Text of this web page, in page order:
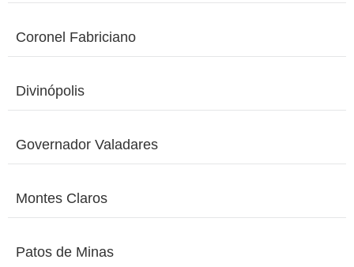
Coronel Fabriciano
Divinópolis
Governador Valadares
Montes Claros
Patos de Minas